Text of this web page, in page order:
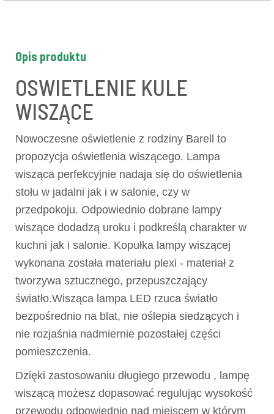
Opis produktu
OSWIETLENIE KULE
WISZĄCE
Nowoczesne oświetlenie z rodziny Barell to
propozycja oświetlenia wiszącego. Lampa
wisząca perfekcyjnie nadaja się do oświetlenia
stołu w jadalni jak i w salonie, czy w
przedpokoju. Odpowiednio dobrane lampy
wiszące dodadzą uroku i podkreślą charakter w
kuchni jak i salonie. Kopułka lampy wiszącej
wykonana została materiału plexi - materiał z
tworzywa sztucznego, przepuszczający
światło.Wisząca lampa LED rzuca światło
bezpośrednio na blat, nie oślepia siedzących i
nie rozjaśnia nadmiernie pozostałej części
pomieszczenia.
Dzięki zastosowaniu długiego przewodu , lampę
wiszącą możesz dopasować regulując wysokość
przewodu odpowiednio nad miejscem w którym